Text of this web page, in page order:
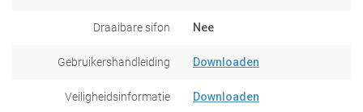
Draaibare sifon Nee
Gebruikershandleiding Downloaden
Veiligheidsinformatie Downloaden